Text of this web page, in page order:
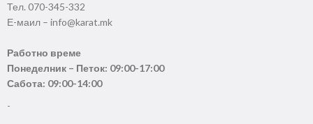
Тел. 070-345-332
Е-маил – info@karat.mk
Работно време
Понеделник – Петок: 09:00-17:00
Сабота: 09:00-14:00
-